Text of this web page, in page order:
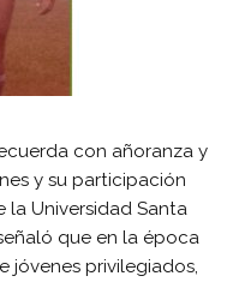
con añoranza y
y su participación
Universidad Santa
que en la época
jóvenes privilegiados,